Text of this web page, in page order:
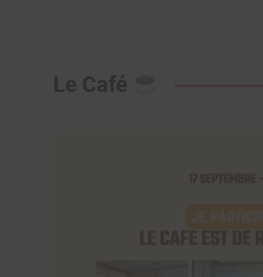
Le Café